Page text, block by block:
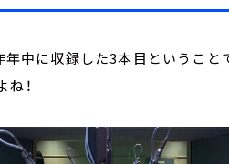
中に収録した3本目ということ
！